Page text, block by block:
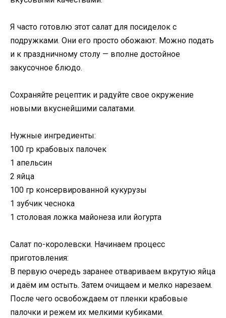
Я часто готовлю этот салат для посиделок с
подружками. Они его просто обожают. Можно подать
и к праздничному столу — вполне достойное
закусочное блюдо.
Сохраняйте рецептик и радуйте свое окружение
новыми вкуснейшими салатами.
Нужные ингредиенты:
100 гр крабовых палочек
1 апельсин
2 яйца
100 гр консервированной кукурузы
1 зубчик чеснока
1 столовая ложка майонеза или йогурта
Салат по-королевски. Начинаем процесс
приготовления:
В первую очередь заранее отвариваем вкрутую яйца
и даём им остыть. Затем очищаем и мелко нарезаем.
После чего освобождаем от пленки крабовые
палочки и режем их мелкими кубиками.